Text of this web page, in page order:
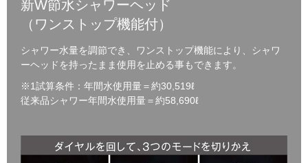
新W節水シャワーヘッド
（ワンストップ機能付）
シャワー水量を調節でき、ワンストップ機能により、シャワ
ーヘッドを持ったまま使用を止める事もできます。
※1試算条件：年間水使用量＝約30,519ℓ
従来品シャワー年間水使用量＝約58,690ℓ